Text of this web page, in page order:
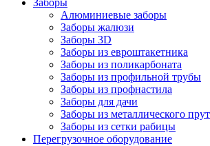
Алюминиевые заборы
Заборы жалюзи
Заборы 3D
Заборы из евроштакетника
Заборы из поликарбоната
Заборы из профильной трубы
Заборы из профнастила
Заборы для дачи
Заборы из металлического
Заборы из сетки рабицы
Перегрузочное оборудование